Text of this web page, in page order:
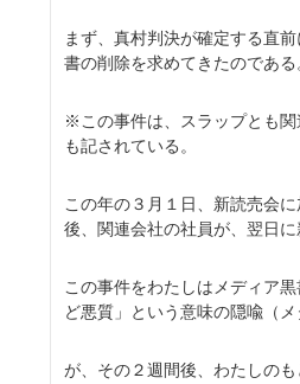
まず、真村判決が確定する直
書の削除を求めてきたのであ
※この事件は、スラップとも関
も記されている。
この年の３月１日、新読売会
後、関連会社の社員が、翌日
この事件をわたしはメディア
ど悪質」という意味の隠喩（
が、その２週間後、わたしの